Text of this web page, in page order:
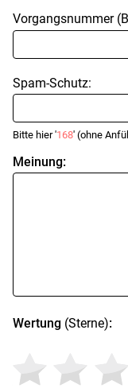
Vorgangsnummer
Spam-Schutz:
Bitte hier '168' (ohne
Meinung:
Wertung (Sterne):